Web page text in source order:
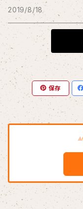
THE BLACK
BLONDnewHALF
Blondy
BOAR HUNTER
bud&harbor
Bulbs Of Passion
B玉
2019/8/18
保存